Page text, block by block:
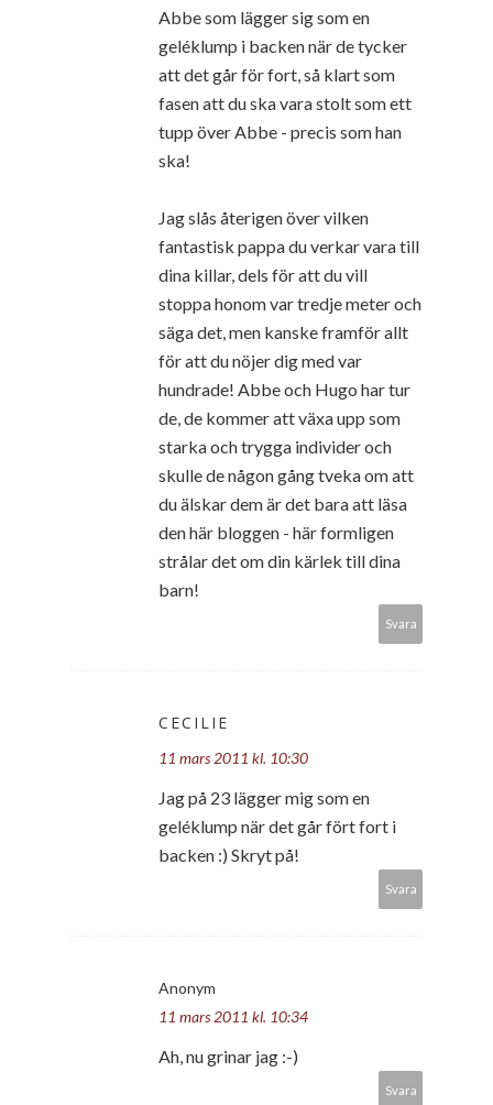
Abbe som lägger sig som en
geléklump i backen när de tycker
att det går för fort, så klart som
fasen att du ska vara stolt som ett
tupp över Abbe - precis som han
ska!
Jag slås återigen över vilken
fantastisk pappa du verkar vara till
dina killar, dels för att du vill
stoppa honom var tredje meter och
säga det, men kanske framför allt
för att du nöjer dig med var
hundrade! Abbe och Hugo har tur
de, de kommer att växa upp som
starka och trygga individer och
skulle de någon gång tveka om att
du älskar dem är det bara att läsa
den här bloggen - här formligen
strålar det om din kärlek till dina
barn!
Svara
CECILIE
11 mars 2011 kl. 10:30
Jag på 23 lägger mig som en
geléklump när det går fört fort i
backen :) Skryt på!
Svara
Anonym
11 mars 2011 kl. 10:34
Ah, nu grinar jag :-)
Svara